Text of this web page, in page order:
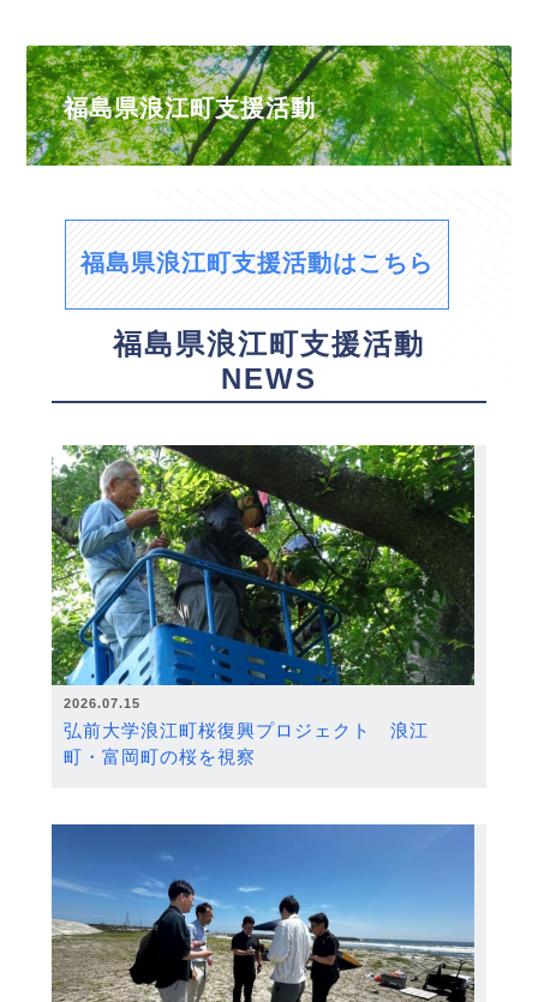
福島県浪江町支援活動
福島県浪江町支援活動はこちら
福島県浪江町支援活動
NEWS
2026.07.15
弘前大学浪江町桜復興プロジェクト 浪江
町・富岡町の桜を視察